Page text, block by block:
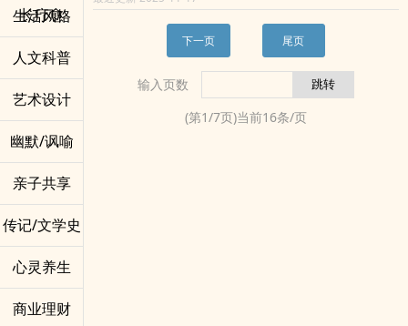
长疗愈
生活风格
人文科普
艺术设计
幽默/讽喻
亲子共享
传记/文学史
心灵养生
商业理财
八月底前我再好好想想跟计算XD
Copyright © 2025 Yansi言希 All rights reserved.
本文仅在POPO原创连载，请勿转载。
－
听说，在月亮的某一头，有一只大老虎和一只小兔子。
月球表面太崎岖，小兔子很心疼大老虎，大老虎也很心
所以他们互相靠近，牵住对方的手、摸摸对方的呆毛，
把自己这个礼物，送给彼此。
下一页 尾页
输入页数
(第1/7页)当前16条/页